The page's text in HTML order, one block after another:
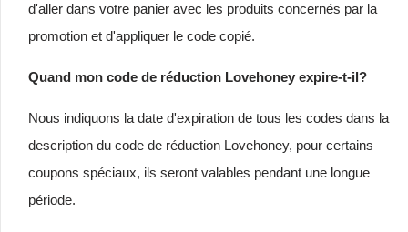
d'aller dans votre panier avec les produits concernés par la
promotion et d'appliquer le code copié.
Quand mon code de réduction Lovehoney expire-t-il?
Nous indiquons la date d'expiration de tous les codes dans la
description du code de réduction Lovehoney, pour certains
coupons spéciaux, ils seront valables pendant une longue
période.